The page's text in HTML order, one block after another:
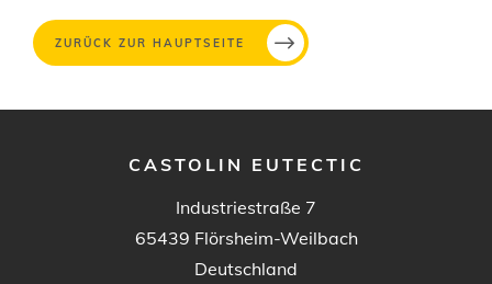
ZURÜCK ZUR HAUPTSEITE
CASTOLIN EUTECTIC
Industriestraße 7
65439 Flörsheim-Weilbach
Deutschland